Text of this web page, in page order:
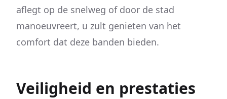
aflegt op de snelweg of door de stad
manoeuvreert, u zult genieten van het
comfort dat deze banden bieden.
Veiligheid en prestaties